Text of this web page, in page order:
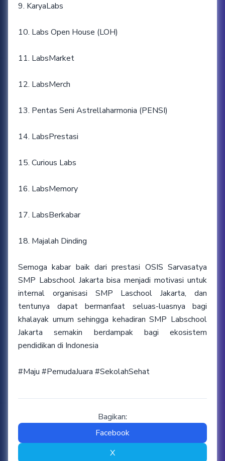
9. KaryaLabs
10. Labs Open House (LOH)
11. LabsMarket
12. LabsMerch
13. Pentas Seni Astrellaharmonia (PENSI)
14. LabsPrestasi
15. Curious Labs
16. LabsMemory
17. LabsBerkabar
18. Majalah Dinding
Semoga kabar baik dari prestasi OSIS Sarvasatya
SMP Labschool Jakarta bisa menjadi motivasi untuk
internal organisasi SMP Laschool Jakarta, dan
tentunya dapat bermanfaat seluas-luasnya bagi
khalayak umum sehingga kehadiran SMP Labschool
Jakarta semakin berdampak bagi ekosistem
pendidikan di Indonesia
#Maju #PemudaJuara #SekolahSehat
Bagikan:
Facebook
X